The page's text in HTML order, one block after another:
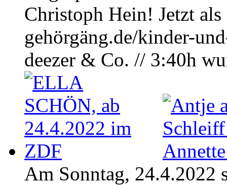
Christoph Hein! Jetzt
gehörgäng.de/kinder-
deezer & Co. // 3:40h
Am Sonntag, 24.4.2022